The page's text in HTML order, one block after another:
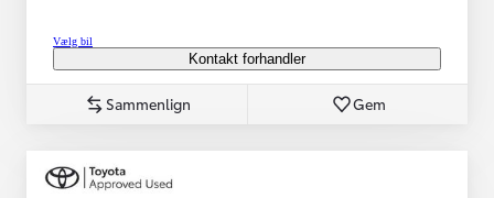
Vælg bil
Kontakt forhandler
Sammenlign Gem